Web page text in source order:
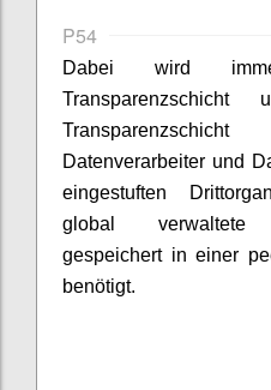
P54
Dabei wird
Datenverarbeiter und
eingestuften
global verwaltete
gespeichert in einer
benötigt.